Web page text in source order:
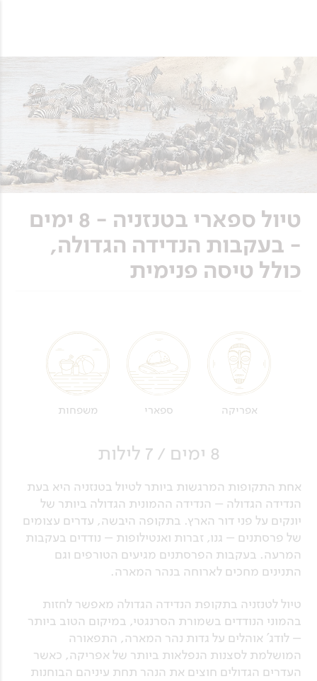
טיול ספארי בטנזניה - 8 ימים
- בעקבות הנדידה הגדולה,
כולל טיסה פנימית
אפריקה ספארי משפחות
8 ימים / 7 לילות
אחת התקופות המרגשות ביותר לטיול בטנזניה היא בעת
הנדידה הגדולה – הנדידה ההמונית הגדולה ביותר של
יונקים על פני דור הארץ. בתקופה היבשה, עדרים עצומים
של פרסתנים – גנו, זברות ואנטילופות – נודדים בעקבות
המרעה. בעקבות הפרסתנים מגיעים הטורפים וגם
התנינים מחכים לארוחה בנהר המארה.
טיול לטנזניה בתקופת הנדידה הגדולה מאפשר לחזות
בהמוני הנודדים בשמורת הסרנגטי, במיקום הטוב ביותר
– לודג’ אוהלים על גדות נהר המארה, התפאורה
המושלמת לסצנות הנפלאות ביותר של אפריקה, כאשר
העדרים הגדולים חוצים את הנהר תחת עיניהם הבוחנות